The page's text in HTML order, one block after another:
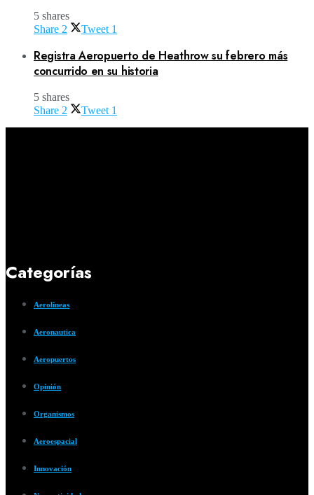
5 shares
Share 2 Tweet 1
Registra Aeropuerto de Heathrow su febrero más
concurrido en su historia
5 shares
Share 2 Tweet 1
Categorías
Aerolíneas
Aeronautica
Aeropuertos
Opinión
Organismos
Aeroespacial
Innovación